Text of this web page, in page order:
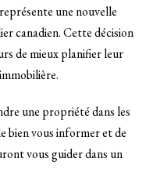
une nouvelle
canadien. Cette décision
de mieux planifier leur
une propriété dans les
bien vous informer et de
vous guider dans un